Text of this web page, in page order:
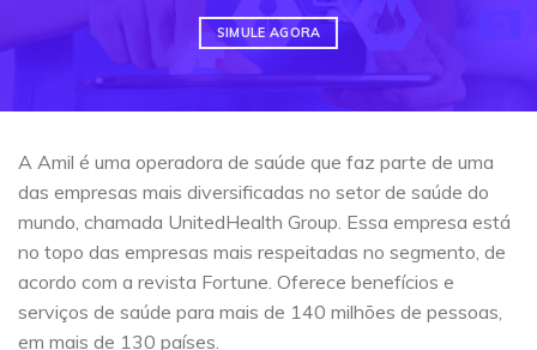
SIMULE AGORA
A Amil é uma operadora de saúde que faz parte de uma
das empresas mais diversificadas no setor de saúde do
mundo, chamada UnitedHealth Group. Essa empresa está
no topo das empresas mais respeitadas no segmento, de
acordo com a revista Fortune. Oferece benefícios e
serviços de saúde para mais de 140 milhões de pessoas,
em mais de 130 países.